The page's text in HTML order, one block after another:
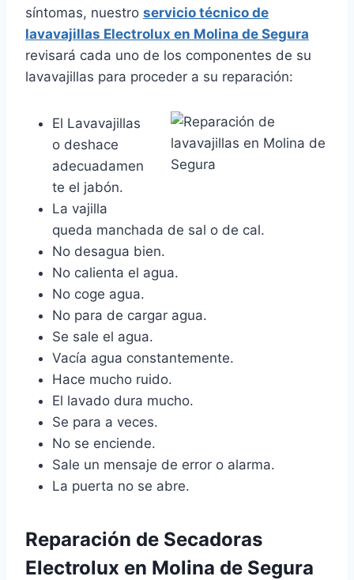
síntomas, nuestro servicio técnico de
lavavajillas Electrolux en Molina de Segura
revisará cada uno de los componentes de su
lavavajillas para proceder a su reparación:
El Lavavajillas
o deshace
adecuadamen
te el jabón.
La vajilla
queda manchada de sal o de cal.
No desagua bien.
No calienta el agua.
No coge agua.
No para de cargar agua.
Se sale el agua.
Vacía agua constantemente.
Hace mucho ruido.
El lavado dura mucho.
Se para a veces.
No se enciende.
Sale un mensaje de error o alarma.
La puerta no se abre.
Reparación de Secadoras
Electrolux en Molina de Segura